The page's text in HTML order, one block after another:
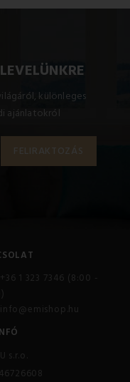
különleges
ajánlatokról
1 323 7346 (8:00 -
info@emishop.hu
s.r.o.